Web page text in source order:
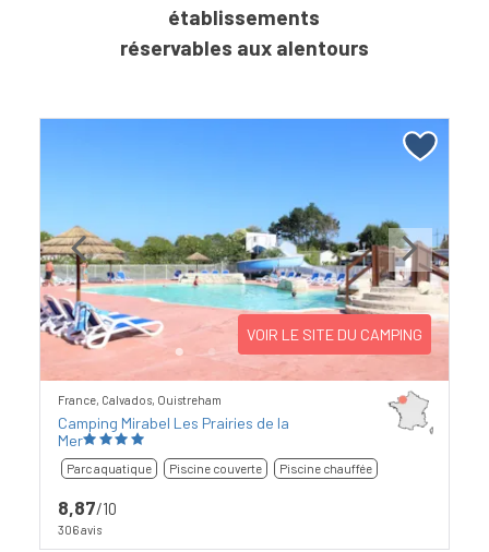
établissements
réservables aux alentours
Previous Next
VOIR LE SITE DU CAMPING
France, Calvados, Ouistreham
Camping Mirabel Les Prairies de la
Mer
Parc aquatique Piscine couverte Piscine chauffée
8,87/10
306 avis